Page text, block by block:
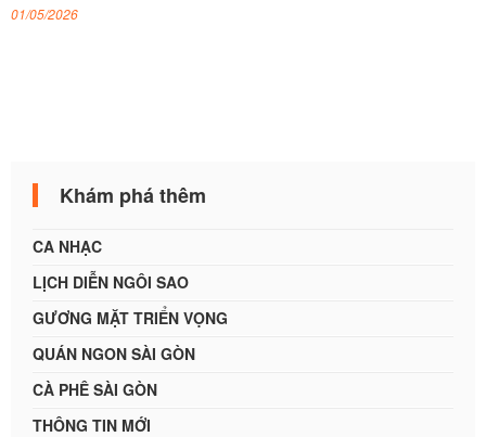
01/05/2026
Khám phá thêm
CA NHẠC
LỊCH DIỄN NGÔI SAO
GƯƠNG MẶT TRIỂN VỌNG
QUÁN NGON SÀI GÒN
CÀ PHÊ SÀI GÒN
THÔNG TIN MỚI